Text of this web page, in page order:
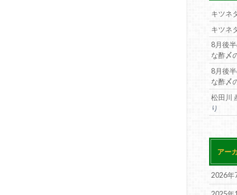
キツネ
キツネ
8月後
な酢〆
8月後
な酢〆
松田川
り
アー
2026年